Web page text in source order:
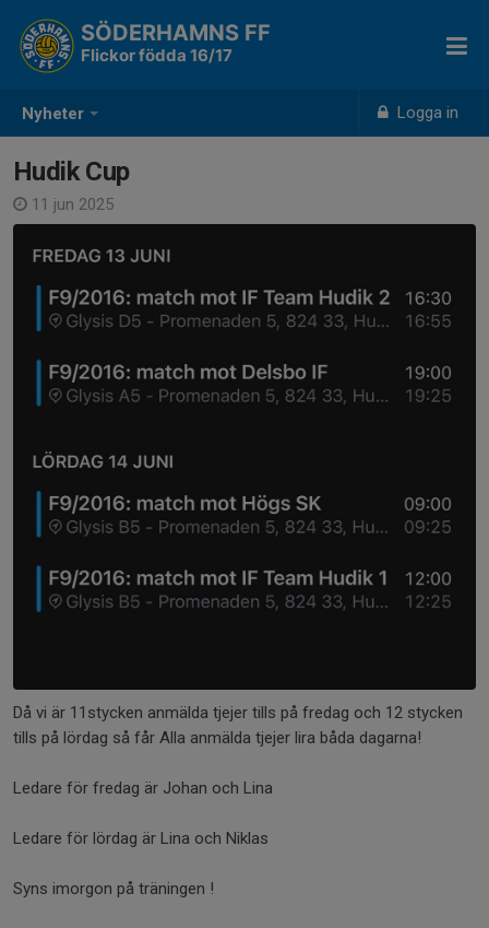
Nyheter Logga in
SÖDERHAMNS FF
Flickor födda 16/17
Hudik Cup
11 jun 2025
Då vi är 11stycken anmälda tjejer tills på fredag och 12 stycken
tills på lördag så får Alla anmälda tjejer lira båda dagarna!
Ledare för fredag är Johan och Lina
Ledare för lördag är Lina och Niklas
Syns imorgon på träningen !